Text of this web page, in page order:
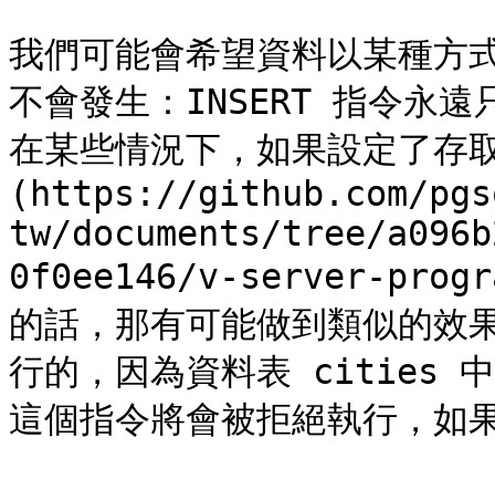
我們可能會希望資料以某種
不會發生：INSERT 指令永遠
在某些情況下，如果設定了
(https://github.com/
tw/documents/tree/
0f0ee146/v-server-
的話，那有可能做到類似的效
行的，因為資料表 cities 中
這個指令將會被拒絕執行，如